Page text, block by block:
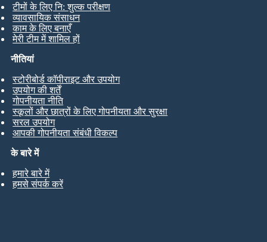
टीमों के लिए नि: शुल्क परीक्षण
व्यावसायिक संसाधन
काम के लिए बनाएँ
मेरी टीम में शामिल हों
के बारे में
हमारे बारे में
हमसे संपर्क करें
नीतियां
स्टोरीबोर्ड कॉपीराइट और उपयोग
उपयोग की शर्तें
गोपनीयता नीति
स्कूलों और छात्रों के लिए गोपनीयता और सुरक्षा
सरल उपयोग
आपकी गोपनीयता संबंधी विकल्प